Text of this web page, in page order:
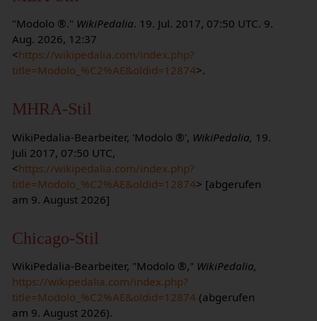
"Modolo ®." WikiPedalia. 19. Jul. 2017, 07:50 UTC. 9.
Aug. 2026, 12:37
<https://wikipedalia.com/index.php?
title=Modolo_%C2%AE&oldid=12874>.
MHRA-Stil
WikiPedalia-Bearbeiter, 'Modolo ®', WikiPedalia, 19.
Juli 2017, 07:50 UTC,
<https://wikipedalia.com/index.php?
title=Modolo_%C2%AE&oldid=12874> [abgerufen
am 9. August 2026]
Chicago-Stil
WikiPedalia-Bearbeiter, "Modolo ®," WikiPedalia,
https://wikipedalia.com/index.php?
title=Modolo_%C2%AE&oldid=12874 (abgerufen
am 9. August 2026).